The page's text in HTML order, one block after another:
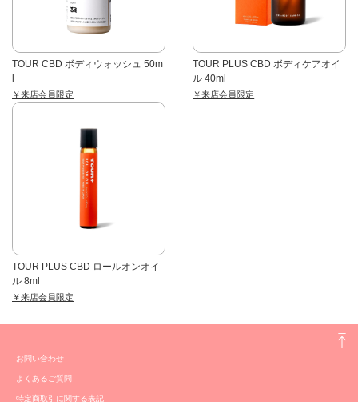
TOUR CBD ボディウォッシュ 50m
￥来店会員限定
TOUR PLUS CBD ボディケアオイ
ル 40ml
￥来店会員限定
TOUR PLUS CBD ロールオンオイ
ル 8ml
￥来店会員限定
お問い合わせ
よくあるご質問
特定商取引に関する表記